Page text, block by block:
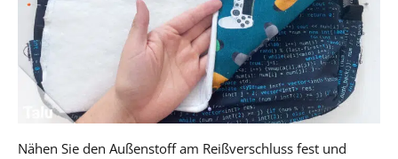
Nähen Sie den Außenstoff am Reißverschluss fest und